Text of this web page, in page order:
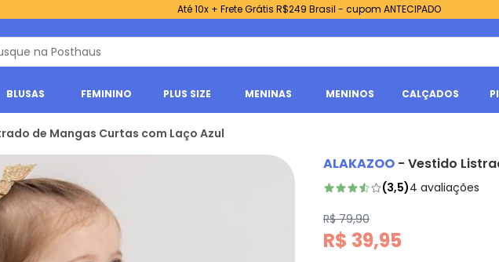
Até 10x + Frete Grátis R$249 Brasil - cupom ANTECIPADO
BLUSAS FEMININO PLUS SIZE MENINAS MENINOS CALÇADOS
de Mangas Curtas com Laço Azul
ALAKAZOO - Vestido
(3,5)4 avaliações
R$ 79,90
R$ 39,95